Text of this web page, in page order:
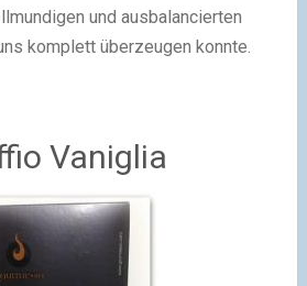
und ausbalancierten
komplett überzeugen konnte.
Vaniglia